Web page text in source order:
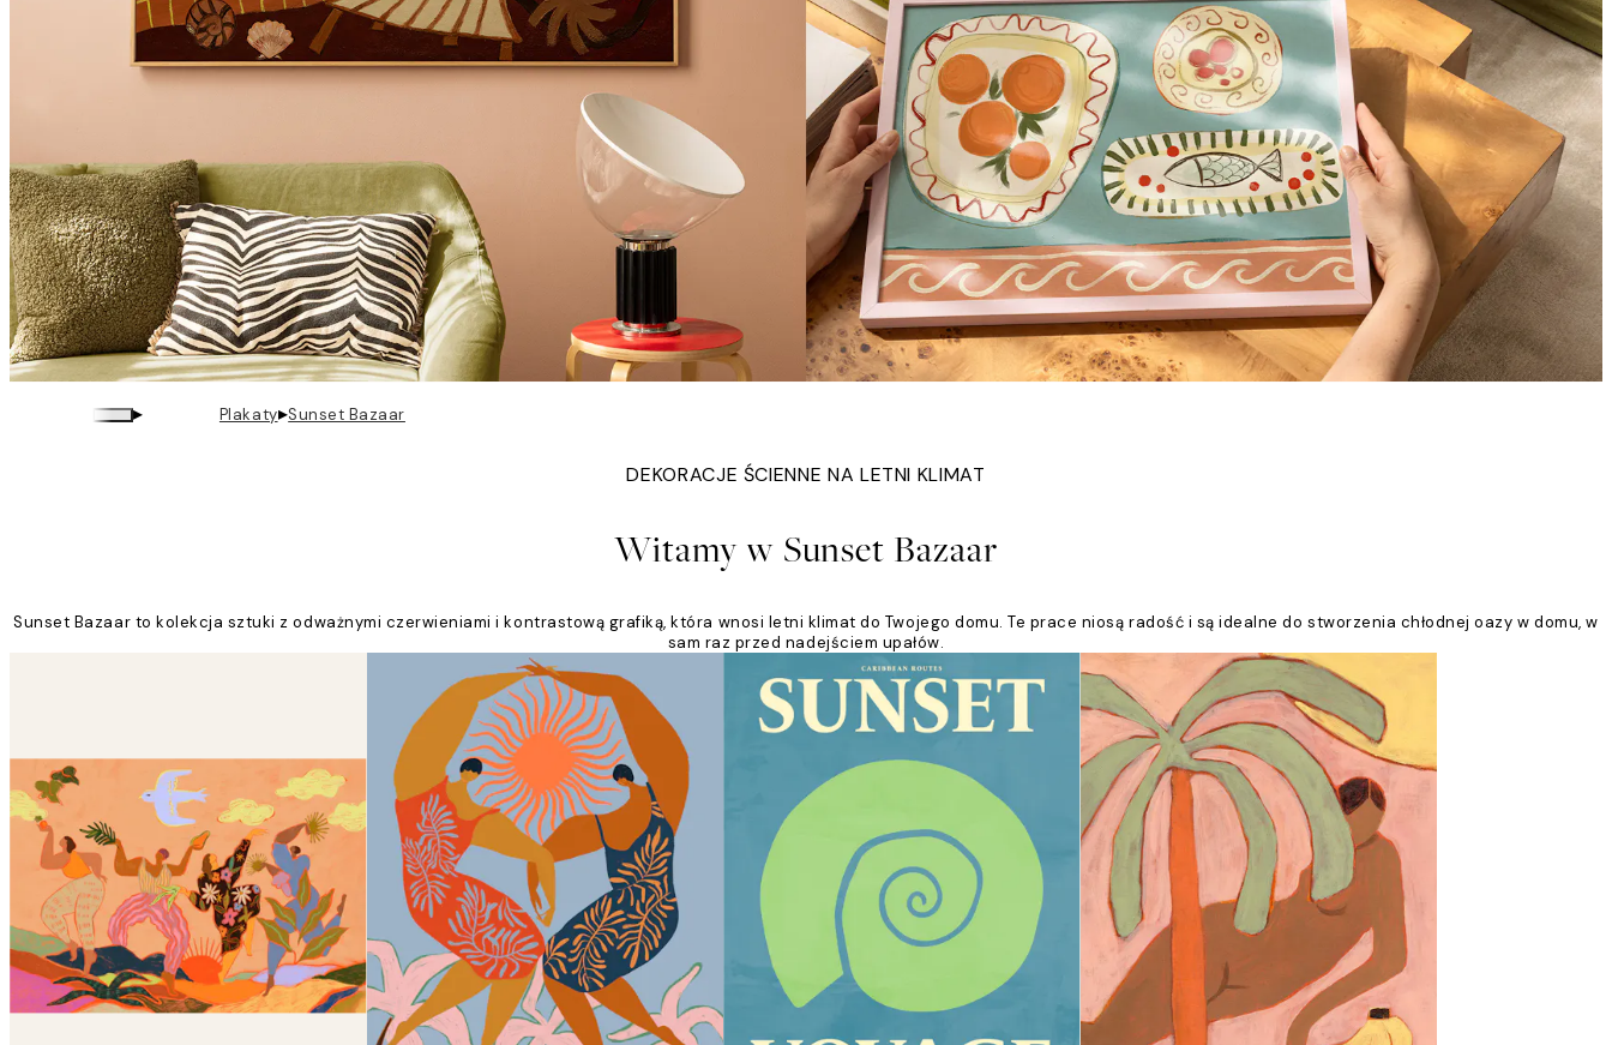
▸ Plakaty▸Sunset Bazaar
DEKORACJE ŚCIENNE NA LETNI KLIMAT
Witamy w Sunset Bazaar
Sunset Bazaar to kolekcja sztuki z odważnymi czerwieniami i kontrastową grafiką, która wnosi letni klimat do Twojego domu. Te prace niosą radość i są idealne do stworzenia chłodnej oazy w domu, w
sam raz przed nadejściem upałów.